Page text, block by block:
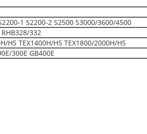
1 S2200-2 S2500 S3000/3600/4500
RHB328/332
HS TEX1400H/HS TEX1800/2000H/HS
300E GB400E